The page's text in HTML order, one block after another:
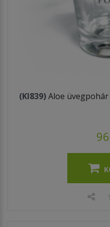
(KI839)Aloe üvegpohár